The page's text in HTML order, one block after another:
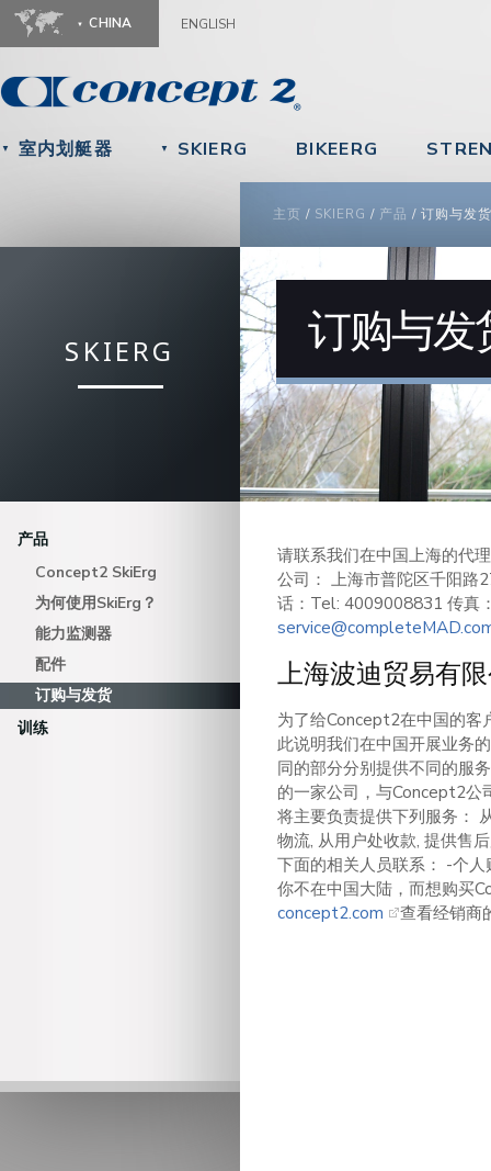
CHINA ENGLISH
▼ 室内划艇器 ▼ SKIERG BIKEERG
YOU ARE HERE
主页 / SKIERG / 产品 / 订购与发货
SKIERG
产品
Concept2 SkiErg
为何使用SkiErg？
能力监测器
配件
订购与发货
训练
订购与发
请联系我们在中国上海的代
公司： 上海市普陀区千阳
话：Tel: 4009008831 传真
上海波迪贸易有
为了给Concept2在中国的
此说明我们在中国开展业务
同的部分分别提供不同的服
的一家公司，与Concept2公
将主要负责提供下列服务：
物流, 从用户处收款, 提供售
下面的相关人员联系： -个
你不在中国大陆，而想购买
concept2.com
查看经销商